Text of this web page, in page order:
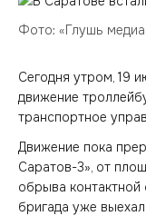
Фото: «Глушь
Сегодня утром, 19
движение
транспортное
Движение пока
Саратов-3», от
обрыва контактной
бригада уже